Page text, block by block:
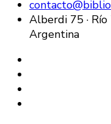
Alberdi 75 ·
Argentina